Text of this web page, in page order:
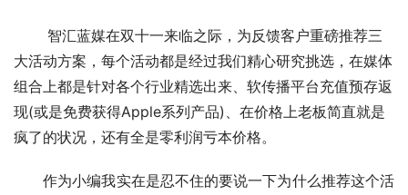
智汇蓝媒在双十一来临之际，为反馈客户重磅推荐三
大活动方案，每个活动都是经过我们精心研究挑选，在媒体
组合上都是针对各个行业精选出来、软传播平台充值预存返
现(或是免费获得Apple系列产品)、在价格上老板简直就是
疯了的状况，还有全是零利润亏本价格。
作为小编我实在是忍不住的要说一下为什么推荐这个活